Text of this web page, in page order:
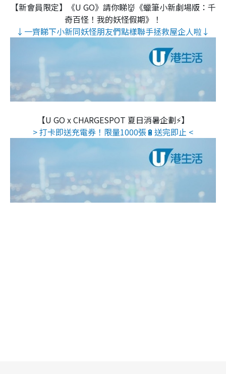
【新會員限定】《U GO》請你睇👹《蠟筆小新劇場版：千
奇百怪！我的妖怪假期》！
↓一齊睇下小新同妖怪朋友們點樣聯手拯救屋企人啦↓
【U GO x CHARGESPOT 夏日消暑企劃⚡】
> 打卡即送充電券！限量1000張🔋送完即止 <